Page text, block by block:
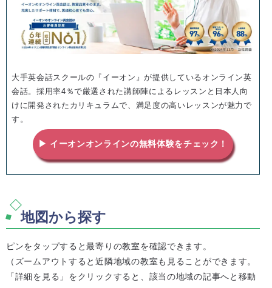
大手英会話スクールの『イーオン』が提供しているオンライン英
会話。採用率4％で厳選された講師陣によるレッスンと日本人向
けに開発されたカリキュラムで、満足度の高いレッスンが魅力で
す。
▶ イーオンオンラインの無料体験をチェック！
地図から探す
ピンをタップすると最寄りの教室を確認できます。
（ズームアウトすると近隣地域の教室も見ることができます。
「詳細を見る」をクリックすると、該当の地域の記事へと移動